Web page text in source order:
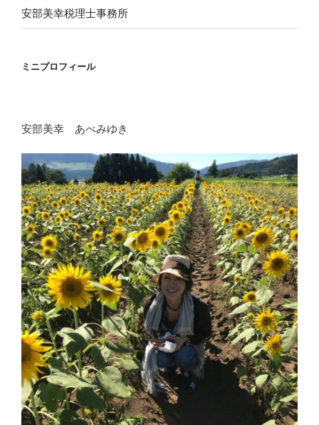
す
用
る
け
で
は
な
い
の
で、
対
象
者
の
確
認
を・・・
「競
輪
安部美幸税理士事務所
ミニプロフィール
安部美幸 あべみゆき